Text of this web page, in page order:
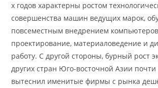
х годов характерны ростом
совершенства машин ведущих марок,
повсеместным внедрением
проектирование, материаловедение и
работу. С другой стороны, бурный рост
других стран Юго-восточной Азии
вытеснил именитые фирмы с рынка